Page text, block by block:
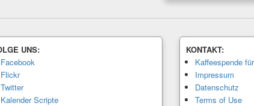
UNS:
Facebook
Flickr
Twitter
Kalender Scripte
KONTAKT:
Kaffeespende
Impressum
Datenschutz
Terms of Use